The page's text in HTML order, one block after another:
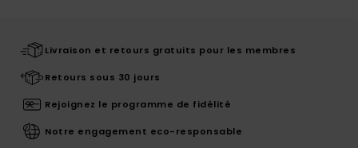
Livraison et retours gratuits pour les membres
Retours sous 30 jours
Rejoignez le programme de fidélité
Notre engagement eco-responsable